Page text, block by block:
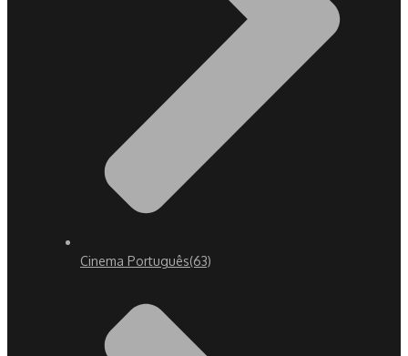
Cinema Português(63)